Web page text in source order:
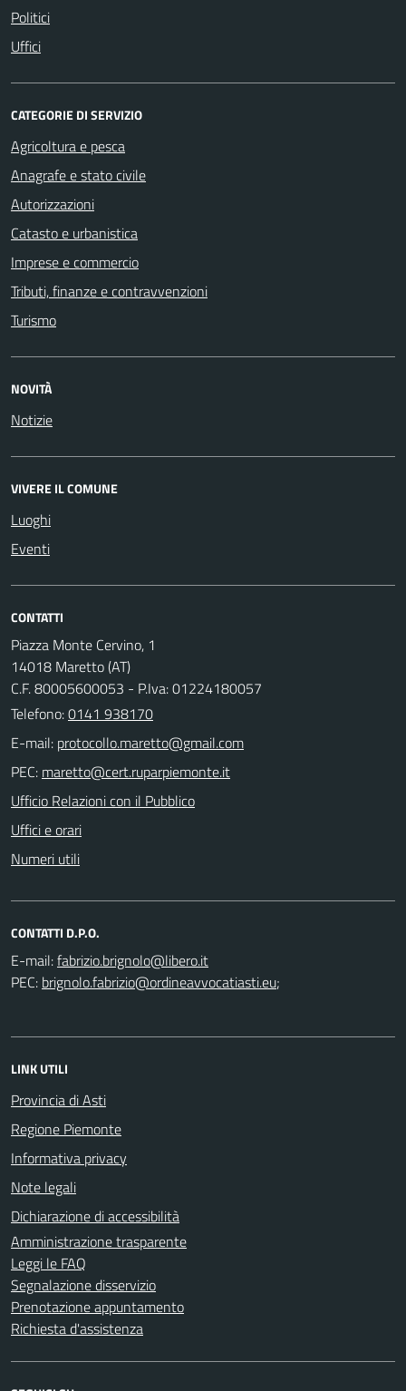
Politici
Uffici
CATEGORIE DI SERVIZIO
Agricoltura e pesca
Anagrafe e stato civile
Autorizzazioni
Catasto e urbanistica
Imprese e commercio
Tributi, finanze e contravvenzioni
Turismo
NOVITÀ
Notizie
VIVERE IL COMUNE
Luoghi
Eventi
CONTATTI
Piazza Monte Cervino, 1
14018 Maretto (AT)
C.F. 80005600053 - P.Iva: 01224180057
Telefono:0141 938170
E-mail:
PEC:
Ufficio Relazioni con il Pubblico
Uffici e orari
Numeri utili
CONTATTI D.P.O.
E-mail:
PEC:
;
LINK UTILI
Provincia di Asti
Regione Piemonte
Informativa privacy
Note legali
Dichiarazione di accessibilità
Amministrazione trasparente
Leggi le FAQ
Segnalazione disservizio
Prenotazione appuntamento
Richiesta d'assistenza